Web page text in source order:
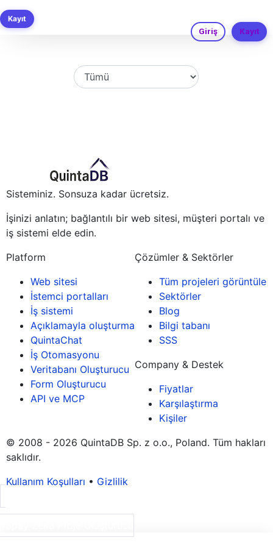
Kayıt
Giriş
Kayıt
Hazır İş Uygulaması Şablonları
Sisteminiz. Sonsuza kadar ücretsiz.
İşinizi anlatın; bağlantılı bir web sitesi, müşteri portalı ve
iş sistemi elde edin.
Platform
Web sitesi
İstemci portalları
İş sistemi
Açıklamayla oluşturma
QuintaChat
İş Otomasyonu
Veritabanı Oluşturucu
Form Oluşturucu
API ve MCP
Çözümler & Sektörler
Tüm projeleri görüntüle
Sektörler
Blog
Bilgi tabanı
SSS
Company & Destek
Fiyatlar
Karşılaştırma
Kişiler
© 2008 - 2026 QuintaDB Sp. z o.o., Poland. Tüm hakları
saklıdır.
Kullanım Koşulları • Gizlilik